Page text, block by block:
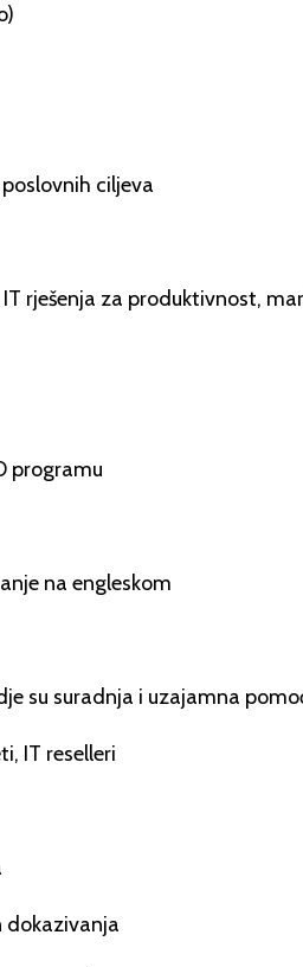
ciljeva
rješenja za produktivnost,
programu
na engleskom
su suradnja i uzajamna
IT reselleri
dokazivanja